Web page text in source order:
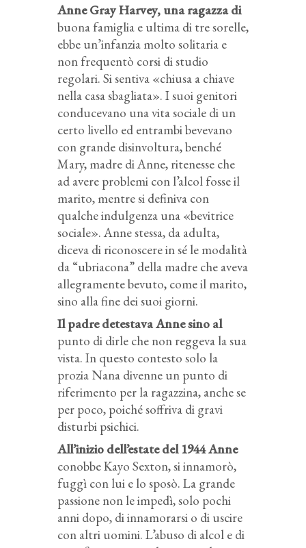
Anne Gray Harvey, una ragazza di
buona famiglia e ultima di tre sorelle,
ebbe un’infanzia molto solitaria e
non frequentò corsi di studio
regolari. Si sentiva «chiusa a chiave
nella casa sbagliata». I suoi genitori
conducevano una vita sociale di un
certo livello ed entrambi bevevano
con grande disinvoltura, benché
Mary, madre di Anne, ritenesse che
ad avere problemi con l’alcol fosse il
marito, mentre si definiva con
qualche indulgenza una «bevitrice
sociale». Anne stessa, da adulta,
diceva di riconoscere in sé le modalità
da “ubriacona” della madre che aveva
allegramente bevuto, come il marito,
sino alla fine dei suoi giorni.
Il padre detestava Anne sino al
punto di dirle che non reggeva la sua
vista. In questo contesto solo la
prozia Nana divenne un punto di
riferimento per la ragazzina, anche se
per poco, poiché soffriva di gravi
disturbi psichici.
All’inizio dell’estate del 1944 Anne
conobbe Kayo Sexton, si innamorò,
fuggì con lui e lo sposò. La grande
passione non le impedì, solo pochi
anni dopo, di innamorarsi o di uscire
con altri uomini. L’abuso di alcol e di